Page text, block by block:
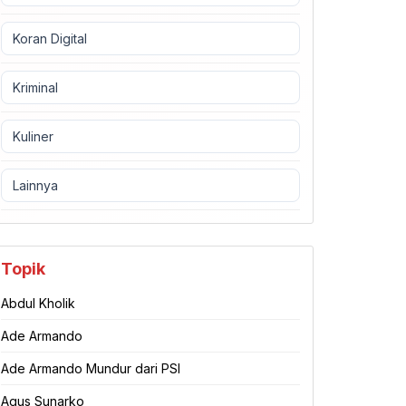
Koran Digital
Kriminal
Kuliner
Lainnya
Topik
Abdul Kholik
Ade Armando
Ade Armando Mundur dari PSI
Agus Sunarko